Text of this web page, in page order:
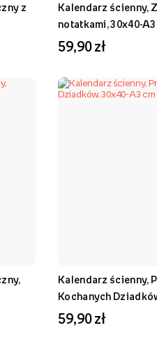
z
Kalendarz ścienny,
notatkami, 30x40-A3
59,90 zł
Kalendarz ścienny,
Kochanych
59,90 zł